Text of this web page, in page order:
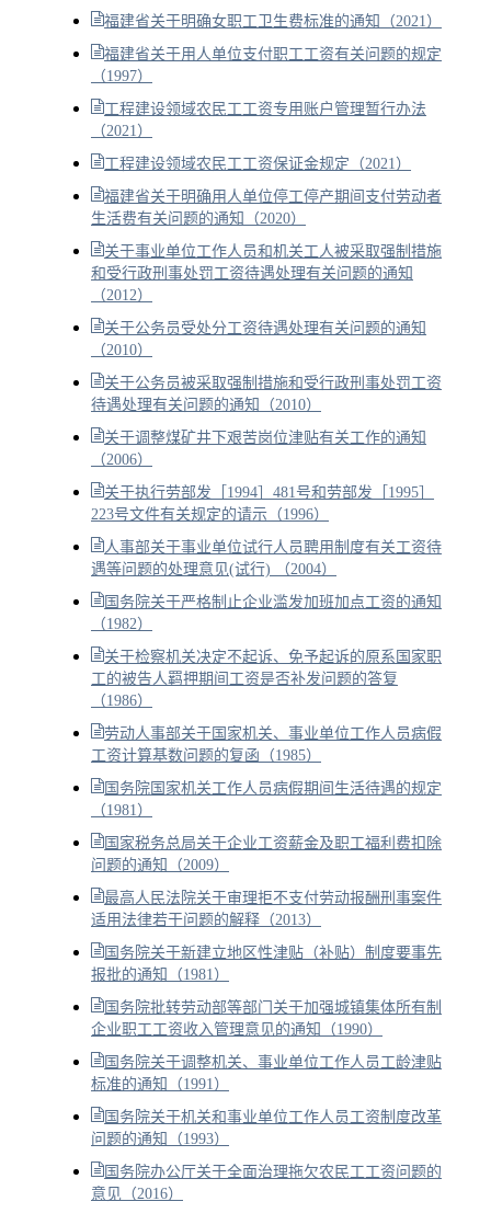
福建省关于明确女职工卫生费标准的通知（2021）
福建省关于用人单位支付职工工资有关问题的规定
（1997）
工程建设领域农民工工资专用账户管理暂行办法
（2021）
工程建设领域农民工工资保证金规定（2021）
福建省关于明确用人单位停工停产期间支付劳动者
生活费有关问题的通知（2020）
关于事业单位工作人员和机关工人被采取强制措施
和受行政刑事处罚工资待遇处理有关问题的通知
（2012）
关于公务员受处分工资待遇处理有关问题的通知
（2010）
关于公务员被采取强制措施和受行政刑事处罚工资
待遇处理有关问题的通知（2010）
关于调整煤矿井下艰苦岗位津贴有关工作的通知
（2006）
关于执行劳部发［1994］481号和劳部发［1995］
223号文件有关规定的请示（1996）
人事部关于事业单位试行人员聘用制度有关工资待
遇等问题的处理意见(试行) （2004）
国务院关于严格制止企业滥发加班加点工资的通知
（1982）
关于检察机关决定不起诉、免予起诉的原系国家职
工的被告人羁押期间工资是否补发问题的答复
（1986）
劳动人事部关于国家机关、事业单位工作人员病假
工资计算基数问题的复函（1985）
国务院国家机关工作人员病假期间生活待遇的规定
（1981）
国家税务总局关于企业工资薪金及职工福利费扣除
问题的通知（2009）
最高人民法院关于审理拒不支付劳动报酬刑事案件
适用法律若干问题的解释（2013）
国务院关于新建立地区性津贴（补贴）制度要事先
报批的通知（1981）
国务院批转劳动部等部门关于加强城镇集体所有制
企业职工工资收入管理意见的通知（1990）
国务院关于调整机关、事业单位工作人员工龄津贴
标准的通知（1991）
国务院关于机关和事业单位工作人员工资制度改革
问题的通知（1993）
国务院办公厅关于全面治理拖欠农民工工资问题的
意见（2016）